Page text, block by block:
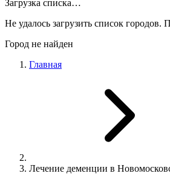
Загрузка списка…
Не удалось загрузить список городов.
Город не найден
Главная
Лечение деменции в